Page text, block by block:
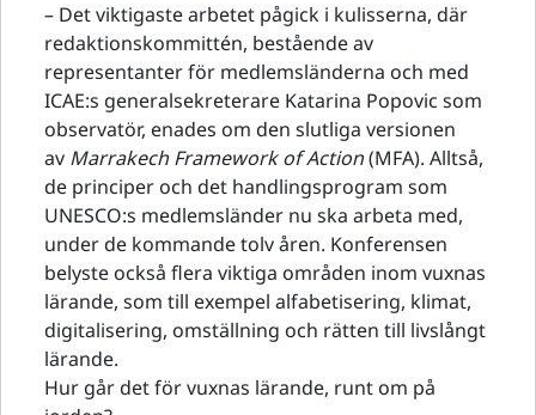
– Det viktigaste arbetet pågick i kulisserna, där
redaktionskommittén, bestående av
representanter för medlemsländerna och med
ICAE:s generalsekreterare Katarina Popovic som
observatör, enades om den slutliga versionen
av Marrakech Framework of Action(MFA). Alltså,
de principer och det handlingsprogram som
UNESCO:s medlemsländer nu ska arbeta med,
under de kommande tolv åren. Konferensen
belyste också flera viktiga områden inom vuxnas
lärande, som till exempel alfabetisering, klimat,
digitalisering, omställning och rätten till livslångt
lärande.
Hur går det för vuxnas lärande, runt om på